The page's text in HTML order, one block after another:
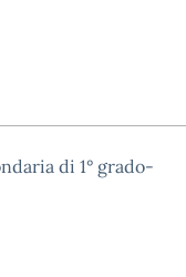
di 1° grado-